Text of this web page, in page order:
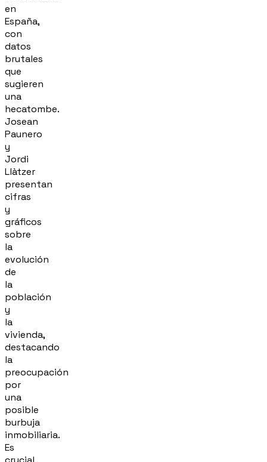
en
España,
con
datos
brutales
que
sugieren
una
hecatombe.
Josean
Paunero
y
Jordi
Llàtzer
presentan
cifras
y
gráficos
sobre
la
evolución
de
la
población
y
la
vivienda,
destacando
la
preocupación
por
una
posible
burbuja
inmobiliaria.
Es